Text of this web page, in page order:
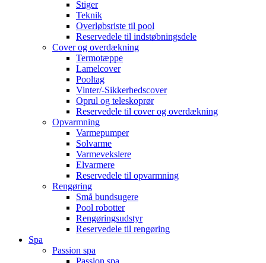
Stiger
Teknik
Overløbsriste til pool
Reservedele til indstøbningsdele
Cover og overdækning
Termotæppe
Lamelcover
Pooltag
Vinter/-Sikkerhedscover
Oprul og teleskoprør
Reservedele til cover og overdækning
Opvarmning
Varmepumper
Solvarme
Varmevekslere
Elvarmere
Reservedele til opvarmning
Rengøring
Små bundsugere
Pool robotter
Rengøringsudstyr
Reservedele til rengøring
Spa
Passion spa
Passion spa